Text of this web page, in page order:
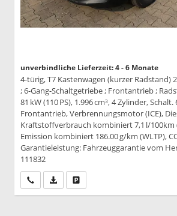
unverbindliche Lieferzeit: 4 - 6 Monate
4-türig, T7 Kastenwagen (kurzer Radstand)
; 6-Gang-Schaltgetriebe ; Frontantrieb ;
81 kW (110 PS), 1.996 cm³, 4 Zylinder, Schalt.
Frontantrieb, Verbrennungsmotor (ICE),
Kraftstoffverbrauch kombiniert 7,1 l/100km
Emission kombiniert 186.00 g/km (WLTP),
Garantieleistung: Fahrzeuggarantie vom
111832
Wir rufen Sie anPDF-Datei, Fahrzeugexposé drucken